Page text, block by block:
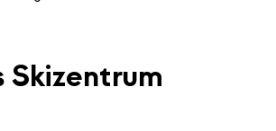
Skizentrum